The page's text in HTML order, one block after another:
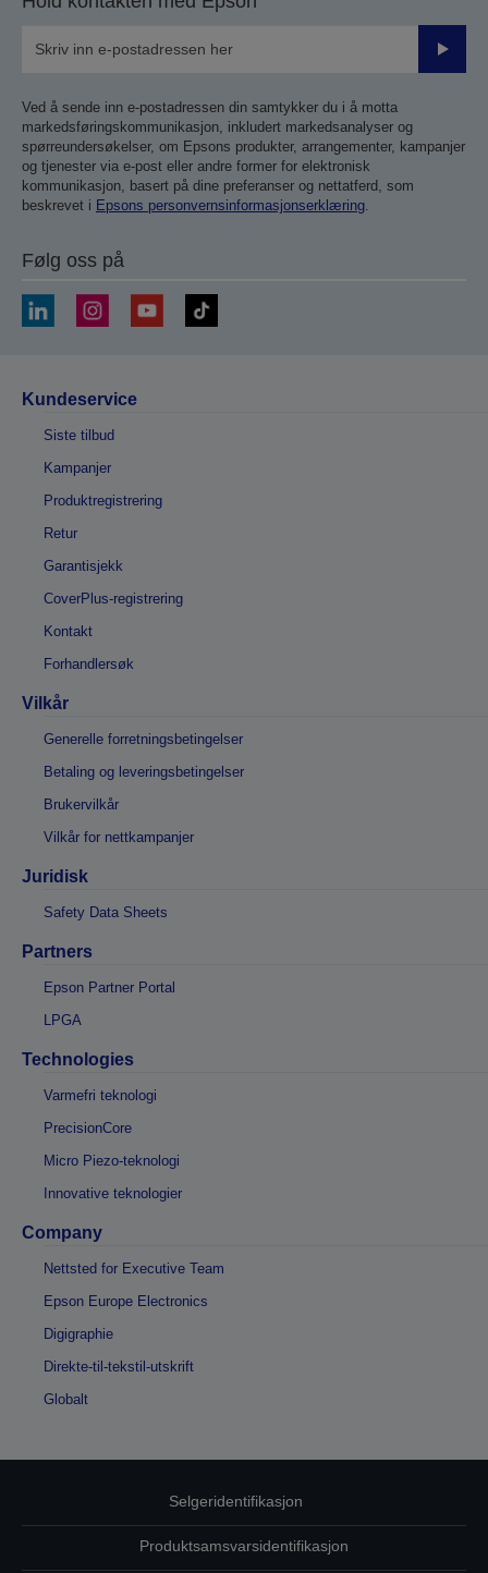
Send
Ved å sende inn e-postadressen din samtykker du i å motta
markedsføringskommunikasjon, inkludert markedsanalyser og
spørreundersøkelser, om Epsons produkter, arrangementer, kampanjer
og tjenester via e-post eller andre former for elektronisk
kommunikasjon, basert på dine preferanser og nettatferd, som
beskrevet i Epsons personvernsinformasjonserklæring.
Følg oss på
Kundeservice
Siste tilbud
Kampanjer
Produktregistrering
Retur
Garantisjekk
CoverPlus-registrering
Kontakt
Forhandlersøk
Vilkår
Generelle forretningsbetingelser
Betaling og leveringsbetingelser
Brukervilkår
Vilkår for nettkampanjer
Juridisk
Safety Data Sheets
Partners
Epson Partner Portal
LPGA
Technologies
Varmefri teknologi
PrecisionCore
Micro Piezo-teknologi
Innovative teknologier
Company
Nettsted for Executive Team
Epson Europe Electronics
Digigraphie
Direkte-til-tekstil-utskrift
Globalt
Selgeridentifikasjon
Produktsamsvarsidentifikasjon